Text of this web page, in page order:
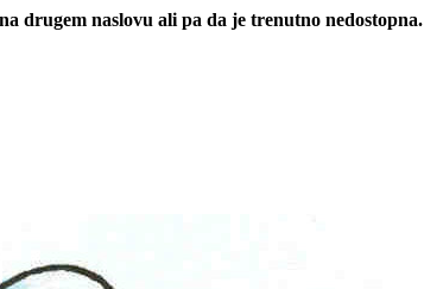
drugem naslovu ali pa da je trenutno nedostopna.